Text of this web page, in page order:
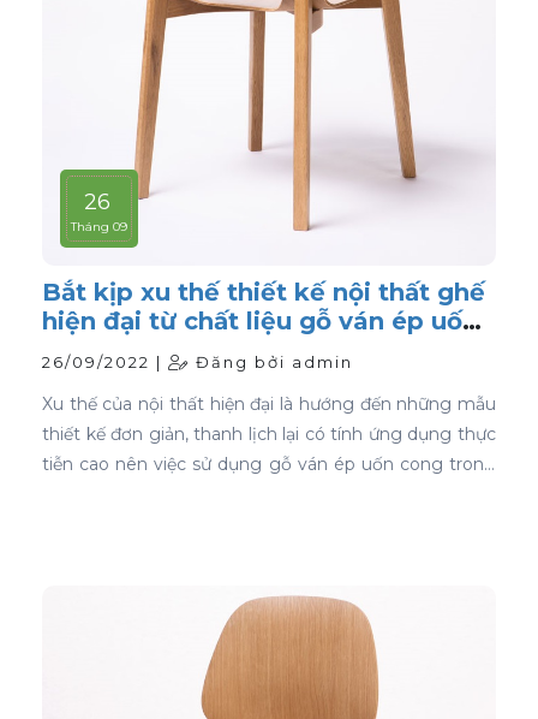
26
Tháng 09
Bắt kịp xu thế thiết kế nội thất ghế
hiện đại từ chất liệu gỗ ván ép uốn
cong
26/09/2022 | Đăng bởi admin
Xu thế của nội thất hiện đại là hướng đến những mẫu
thiết kế đơn giản, thanh lịch lại có tính ứng dụng thực
tiễn cao nên việc sử dụng gỗ ván ép uốn cong trong